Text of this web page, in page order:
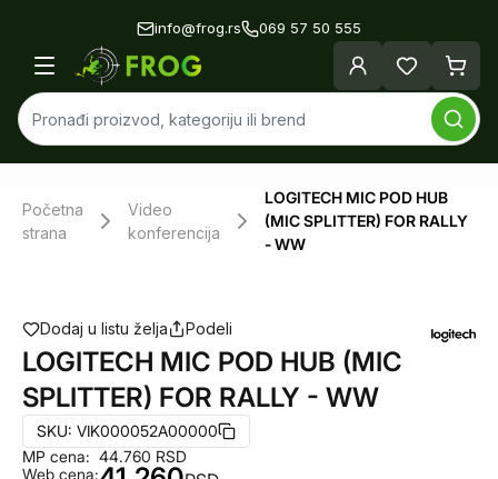
info@frog.rs 069 57 50 555
Početna
strana
Video
konferencija
LOGITECH MIC POD HUB
(MIC SPLITTER) FOR RALLY
- WW
Dodaj u listu želja Podeli
LOGITECH MIC POD HUB (MIC
SPLITTER) FOR RALLY - WW
SKU: VIK000052A00000
MP cena:
Web cena:
44.760 RSD